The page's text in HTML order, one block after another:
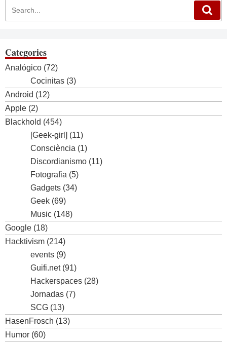
Categories
Analógico (72)
Cocinitas (3)
Android (12)
Apple (2)
Blackhold (454)
[Geek-girl] (11)
Consciència (1)
Discordianismo (11)
Fotografia (5)
Gadgets (34)
Geek (69)
Music (148)
Google (18)
Hacktivism (214)
events (9)
Guifi.net(91)
Hackerspaces (28)
Jornadas (7)
SCG (13)
HasenFrosch (13)
Humor (60)